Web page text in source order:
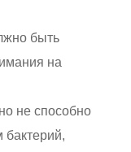
быть
на
не способно
бактерий,